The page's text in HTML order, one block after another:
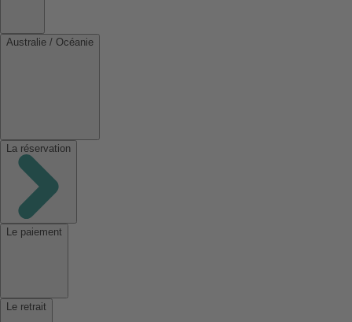
Australie / Océanie
La réservation
Le paiement
Le retrait